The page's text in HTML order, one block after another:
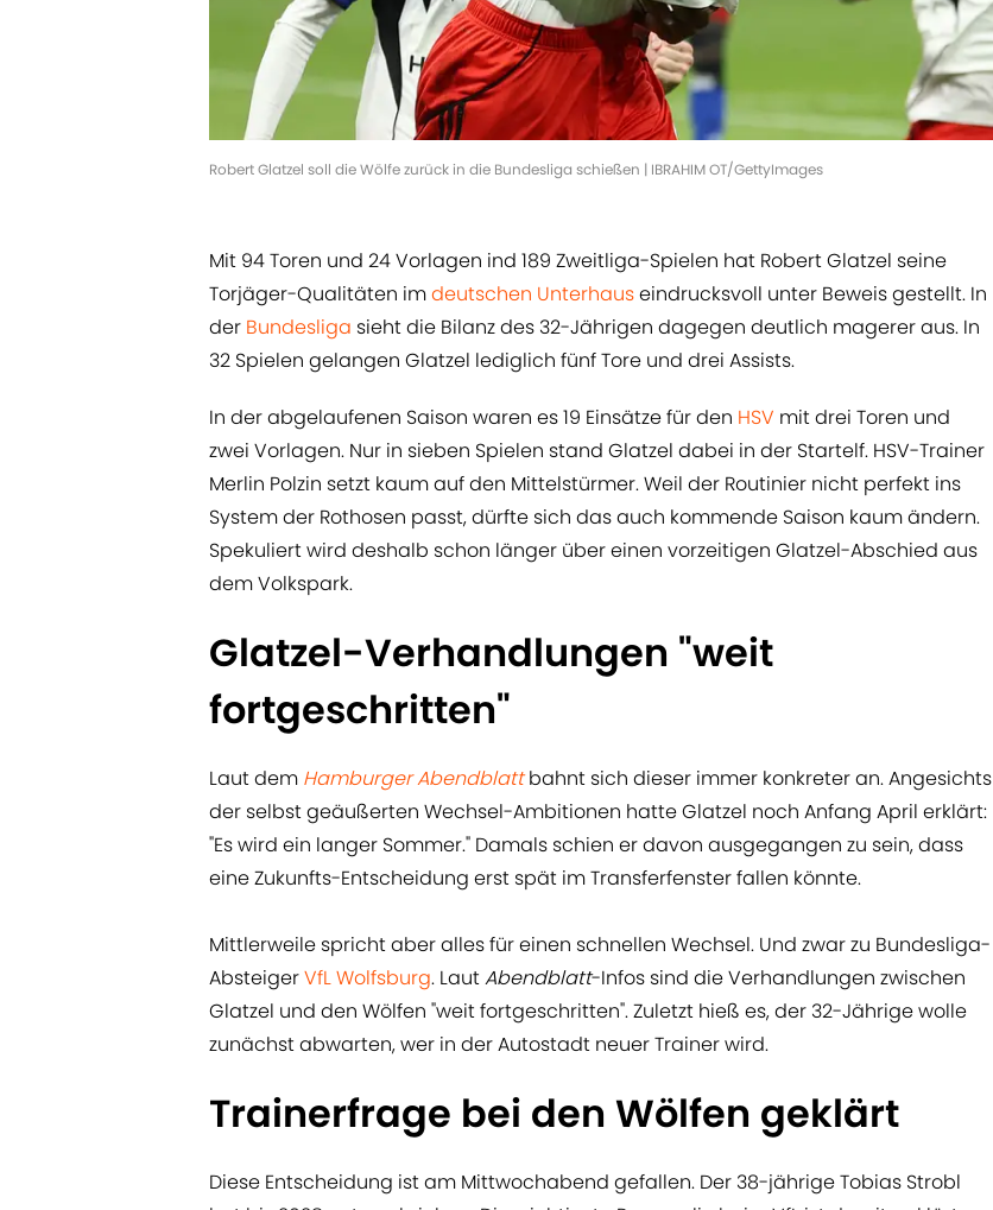
Robert Glatzel soll die Wölfe zurück in die Bundesliga schießen | IBRAHIM OT/GettyImages
Mit 94 Toren und 24 Vorlagen ind 189 Zweitliga-Spielen hat Robert Glatzel seine
Torjäger-Qualitäten imdeutschen Unterhauseindrucksvoll unter Beweis gestellt. In
der Bundesliga sieht die Bilanz des 32-Jährigen dagegen deutlich magerer aus. In
32 Spielen gelangen Glatzel lediglich fünf Tore und drei Assists.
In der abgelaufenen Saison waren es 19 Einsätze für den HSV mit drei Toren und
zwei Vorlagen. Nur in sieben Spielen stand Glatzel dabei in der Startelf. HSV-Trainer
Merlin Polzin setzt kaum auf den Mittelstürmer. Weil der Routinier nicht perfekt ins
System der Rothosen passt, dürfte sich das auch kommende Saison kaum ändern.
Spekuliert wird deshalb schon länger über einen vorzeitigen Glatzel-Abschied aus
dem Volkspark.
Glatzel-Verhandlungen "weit
fortgeschritten"
Laut dem Hamburger Abendblattbahnt sich dieser immer konkreter an. Angesichts
der selbst geäußerten Wechsel-Ambitionen hatte Glatzel noch Anfang April erklärt:
"Es wird ein langer Sommer." Damals schien er davon ausgegangen zu sein, dass
eine Zukunfts-Entscheidung erst spät im Transferfenster fallen könnte.
Mittlerweile spricht aber alles für einen schnellen Wechsel. Und zwar zu Bundesliga-
AbsteigerVfL Wolfsburg. LautAbendblatt-Infos sind die Verhandlungen zwischen
Glatzel und den Wölfen "weit fortgeschritten". Zuletzt hieß es, der 32-Jährige wolle
zunächst abwarten, wer in der Autostadt neuer Trainer wird.
Trainerfrage bei den Wölfen geklärt
Diese Entscheidung ist am Mittwochabend gefallen. Der 38-jährige Tobias Strobl